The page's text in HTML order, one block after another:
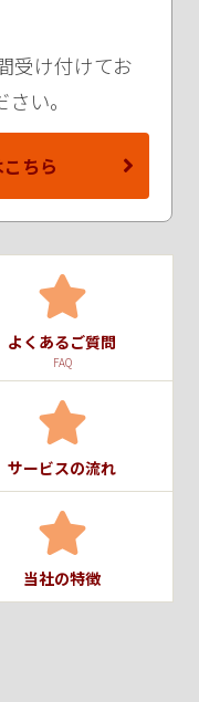
受け付けてお
い。
ちら
よくあるご質問
FAQ
サービスの流れ
当社の特徴